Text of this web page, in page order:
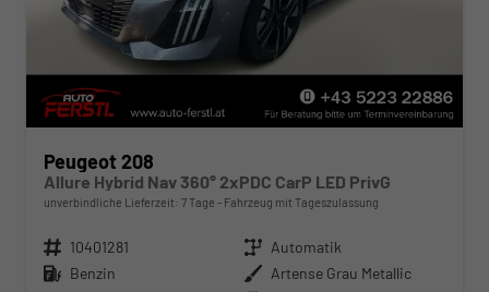
Peugeot 208
Allure Hybrid Nav 360° 2xPDC CarP LED PrivG
unverbindliche Lieferzeit: 7 Tage Fahrzeug mit Tageszulassung
Fahrzeugnr. 10401281 Getriebe Automatik
Kraftstoff Benzin Außenfarbe Artense Grau Metallic